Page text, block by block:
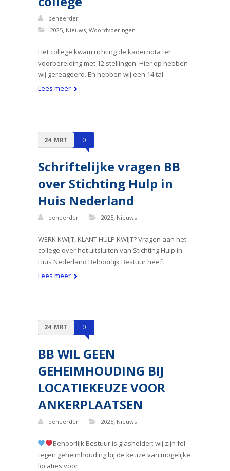
beheerder
2025, Nieuws, Woordvoeringen
Het college kwam richting de kadernota ter
voorbereiding met 12 stellingen. Hier op hebben
wij gereageerd. En hebben wij een 14 tal
Lees meer
24 MRT 0
Schriftelijke vragen BB
over Stichting Hulp in
Huis Nederland
beheerder 2025, Nieuws
WERK KWIJT, KLANT HULP KWIJT? Vragen aan het
college over het uitsluiten van Stichting Hulp in
Huis Nederland Behoorlijk Bestuur heeft
Lees meer
24 MRT 0
BB WIL GEEN
GEHEIMHOUDING BIJ
LOCATIEKEUZE VOOR
ANKERPLAATSEN
beheerder 2025, Nieuws
Behoorlijk Bestuur is glashelder: wij zijn fel
tegen geheimhouding bij de keuze van mogelijke
locaties voor